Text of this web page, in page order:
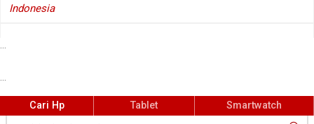
Kamera depan:Single lens
Memori RAM:8 GB RAM (LPDDR4X @ 1866 MHz)
Indonesia
...
...
Cari Hp Tablet Smartwatch